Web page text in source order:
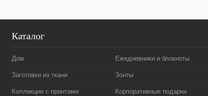
Каталог
Дом Ежедневники и блокноты
Заготовки из ткани Зонты
Коллекции с принтами Корпоративные подарки